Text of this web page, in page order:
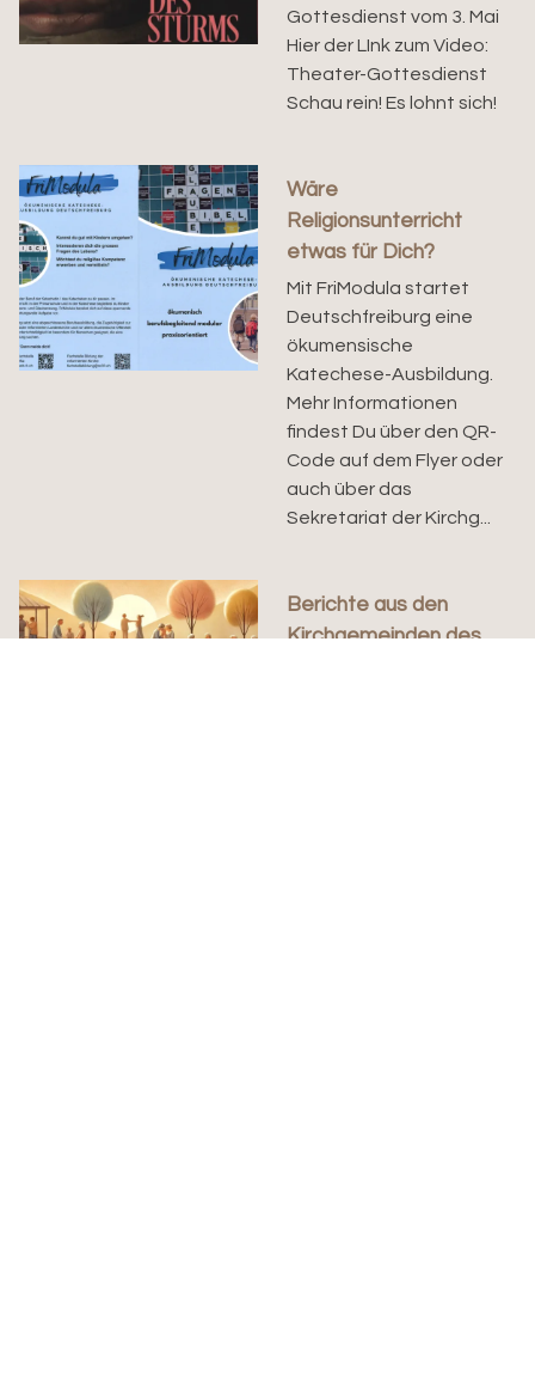
Gottesdienst vom 3. Mai
Hier der LInk zum Video:
Theater-Gottesdienst
Schau rein! Es lohnt sich!
Wäre
Religionsunterricht
etwas für Dich?
Mit FriModula startet
Deutschfreiburg eine
ökumensische
Katechese-Ausbildung.
Mehr Informationen
findest Du über den QR-
Code auf dem Flyer oder
auch über das
Sekretariat der Kirchg...
Berichte aus den
Kirchgemeinden des